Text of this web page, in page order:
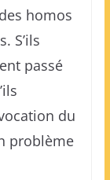
homos
S’ils
passé
du
problème